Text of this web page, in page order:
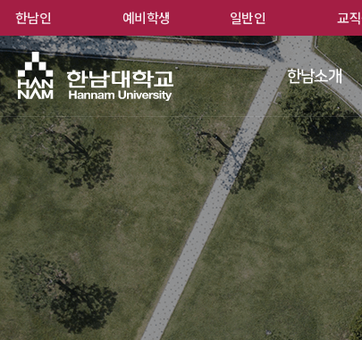
한남소개
한남인 예비학생 일반인 교